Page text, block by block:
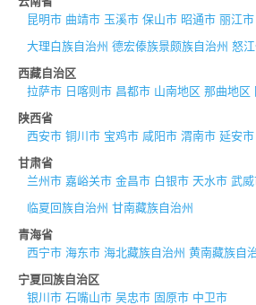
昆明市 曲靖市 玉溪市 保山市 昭通市 丽江市
大理白族自治州 德宏傣族景颇族自治州 怒
西藏自治区
拉萨市 日喀则市 昌都市 山南地区 那曲地区
陕西省
西安市 铜川市 宝鸡市 咸阳市 渭南市 延安市
甘肃省
兰州市 嘉峪关市 金昌市 白银市 天水市 武
临夏回族自治州 甘南藏族自治州
青海省
西宁市 海东市 海北藏族自治州 黄南藏族自
宁夏回族自治区
银川市 石嘴山市 吴忠市 固原市 中卫市